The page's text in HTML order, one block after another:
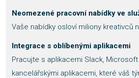
Neomezené pracovní nabídky ve
Vaše nabídky osloví miliony kreativců
Integrace s oblíbenými aplikacemi
Pracujte s aplikacemi Slack,
kancelářskými aplikacemi, které váš